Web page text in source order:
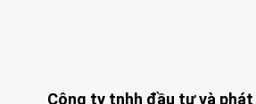
Công ty tnhh đầu tư và